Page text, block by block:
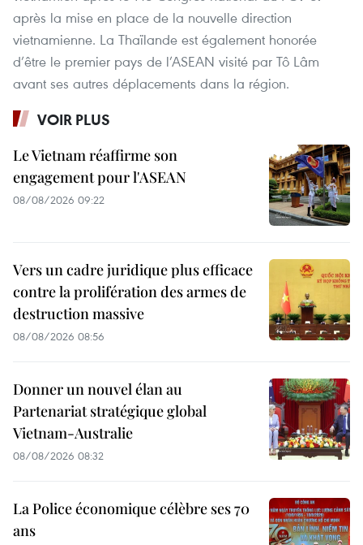
après la mise en place de la nouvelle direction
vietnamienne. La Thaïlande est également honorée
d’être le premier pays de l’ASEAN visité par Tô Lâm
avant ses autres déplacements dans la région.
VOIR PLUS
Le Vietnam réaffirme son
engagement pour l'ASEAN
08/08/2026 09:22
Vers un cadre juridique plus efficace
contre la prolifération des armes de
destruction massive
08/08/2026 08:56
Donner un nouvel élan au
Partenariat stratégique global
Vietnam-Australie
08/08/2026 08:32
La Police économique célèbre ses 70
ans